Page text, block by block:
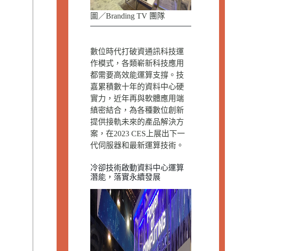
圖／Branding TV 團隊
數位時代打破資通訊科技運
作模式，各類嶄新科技應用
都需要高效能運算支撐。技
嘉累積數十年的資料中心硬
實力，近年再與軟體應用端
縝密結合，為各種數位創新
提供接軌未來的產品解決方
案，在2023 CES上展出下一
代伺服器和最新運算技術。
冷卻技術啟動資料中心運算
潛能，落實永續發展